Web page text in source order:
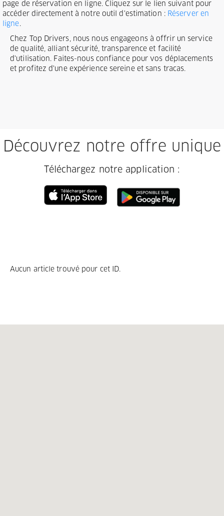
page de réservation en ligne. Cliquez sur le lien suivant pour
accéder directement à notre outil d'estimation : Réserver en
ligne.
Chez Top Drivers, nous nous engageons à offrir un service
de qualité, alliant sécurité, transparence et facilité
d'utilisation. Faites-nous confiance pour vos déplacements
et profitez d'une expérience sereine et sans tracas.
Découvrez notre offre unique
Téléchargez notre application :
Aucun article trouvé pour cet ID.